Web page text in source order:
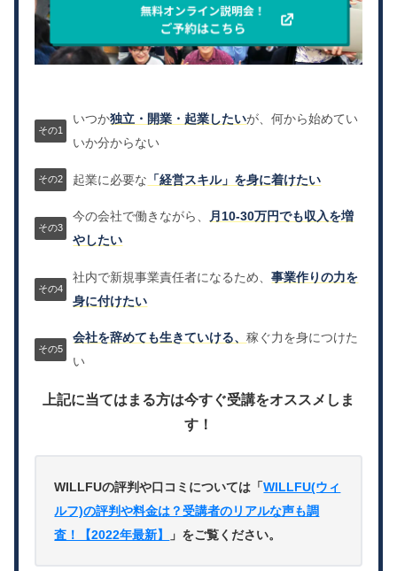
いつか独立・開業・起業したいが、何から始めてい
いか分からない
起業に必要な 「経営スキル」を身に着けたい
今の会社で働きながら、
月10-30万円でも収入を増
やしたい
社内で新規事業責任者になるため、事業作りの力を
身に付けたい
会社を辞めても生きていける、稼ぐ力を身につけた
い
上記に当てはまる方は今すぐ受講をオススメしま
す！
WILLFUの評判や口コミについては「WILLFU(ウィ
ルフ)の評判や料金は？受講者のリアルな声も調
査！【2022年最新】
」をご覧ください。